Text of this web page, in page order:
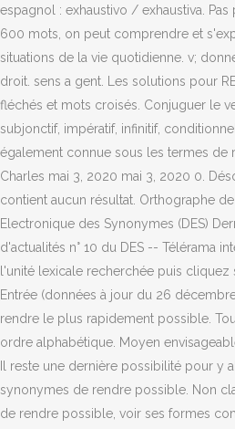
espagnol : exhaustivo / exhaustiva.
600 mots, on peut comprendre et
situations de la vie quotidienne. v;
droit. sens a gent. Les solutions pour
fléchés et mots croisés. Conjuguer le
subjonctif, impératif, infinitif,
également connue sous les termes de
Charles mai 3, 2020 mai 3, 2020 0.
contient aucun résultat. Orthographe
Electronique des Synonymes (DES)
d'actualités n° 10 du DES -- Télérama
l'unité lexicale recherchée puis
Entrée (données à jour du 26
rendre le plus rapidement possible.
ordre alphabétique. Moyen
Il reste une dernière possibilité pour y
synonymes de rendre possible. Non
de rendre possible, voir ses formes